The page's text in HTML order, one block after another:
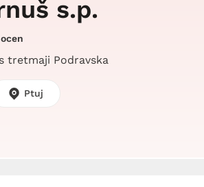
s.p.
ocen
tretmaji Podravska
Ptuj